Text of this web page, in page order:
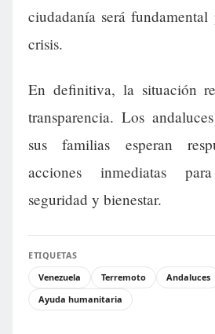
ciudadanía será fundamental
crisis.
En definitiva, la situación
transparencia. Los
sus familias esperan
acciones inmediatas
seguridad y bienestar.
ETIQUETAS
Venezuela
Terremoto Andaluces
Ayuda humanitaria